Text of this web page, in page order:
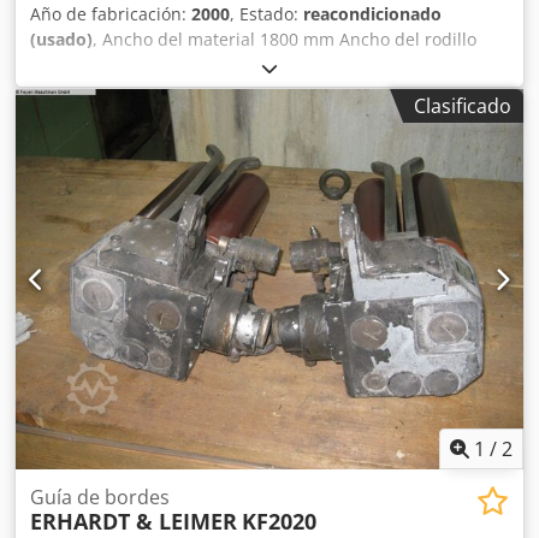
Año de fabricación: 2000, Estado: reacondicionado
(usado), Ancho del material 1800 mm Ancho del rodillo
2000 mm Diámetro 220 mm Revestimiento: goma blanda
Calidad de goma: R89, marrón rojizo Dedpfjwz Rrysx
Adlokr Dureza de la goma: 75° shore Tipo 222.11/1800
Rodillo en S completamente reacondicionado y recubierto
de goma nueva en 2025
Clasificado
1 /2
Guía de bordes
ERHARDT & LEIMER KF2020